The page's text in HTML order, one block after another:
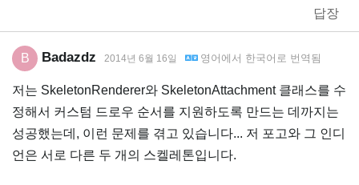
답장
B Badazdz 2014년 6월 16일 영어 에서 한국어 로 번역됨
저는 SkeletonRenderer와 SkeletonAttachment 클래스를 수
정해서 커스텀 드로우 순서를 지원하도록 만드는 데까지는
성공했는데, 이런 문제를 겪고 있습니다... 저 포고와 그 인디
언은 서로 다른 두 개의 스켈레톤입니다.